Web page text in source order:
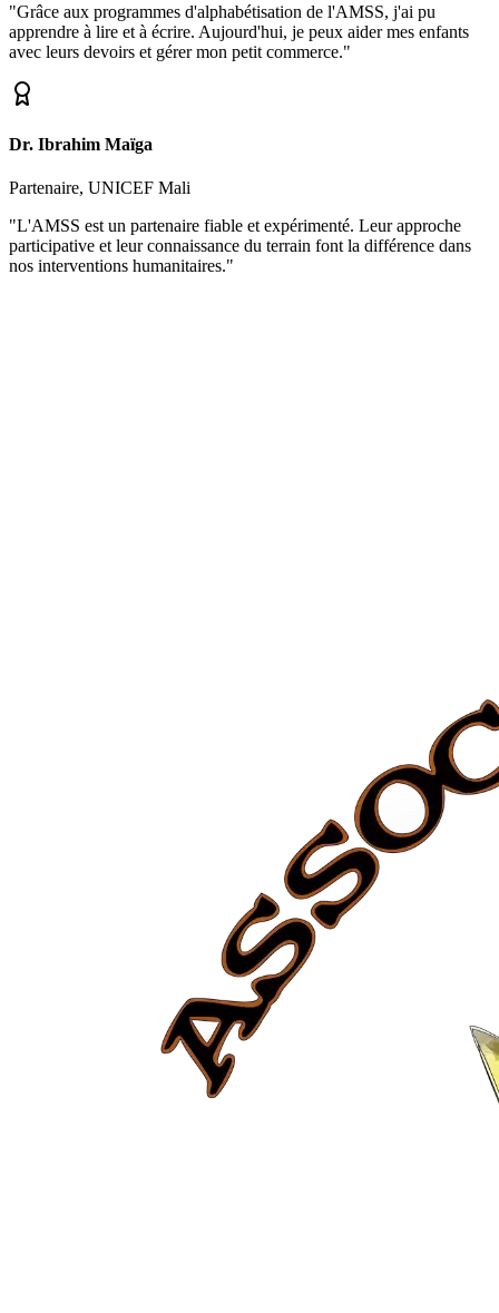
"Grâce aux programmes d'alphabétisation de l'AMSS, j'ai pu
apprendre à lire et à écrire. Aujourd'hui, je peux aider mes enfants
avec leurs devoirs et gérer mon petit commerce."
Dr. Ibrahim Maïga
Partenaire, UNICEF Mali
"L'AMSS est un partenaire fiable et expérimenté. Leur approche
participative et leur connaissance du terrain font la différence dans
nos interventions humanitaires."